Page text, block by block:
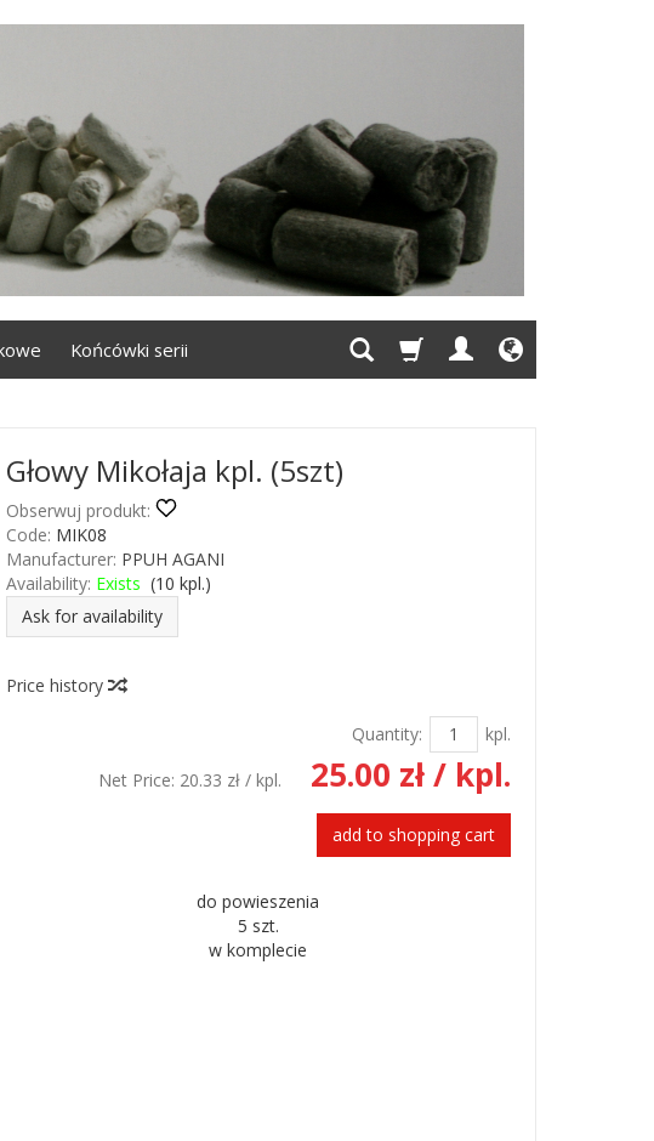
Końcówki serii
Głowy Mikołaja kpl. (5szt)
Obserwuj produkt:
Code: MIK08
Manufacturer: PPUH AGANI
Availability: Exists (10 kpl.)
Ask for availability
Price history
Quantity:
kpl.
Net Price: 20.33 zł/ kpl. 25.00 zł/ kpl.
add to shopping cart
do powieszenia
5 szt.
w komplecie